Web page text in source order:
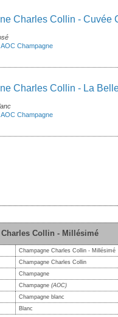
Charles Collin - Cuvée
AOC Champagne
Charles Collin - La
AOC Champagne
Collin - Millésimé
Champagne Charles Collin - Millésimé
Champagne Charles Collin
Champagne
Champagne (AOC)
Champagne blanc
Blanc